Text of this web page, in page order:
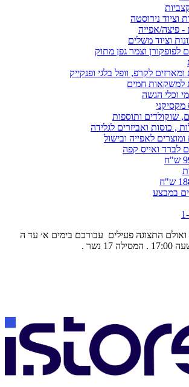
וציוד נירוסטה
- פיצה/אפייה
וציוד משלים
לפופקורן וצמר גפן מתוק
לקרפ, וופל בלגי ופנקייק
למשקאות חמים
וכלי הגשה
מקסיקני
שוקולדים ותוספות
, כוסות ואביזרים לגלידה
לאפייה ובישול
לברד ואייס קפה
במבצע
ואולם התצוגה פעילים עבורכם בימים א׳ עד ה